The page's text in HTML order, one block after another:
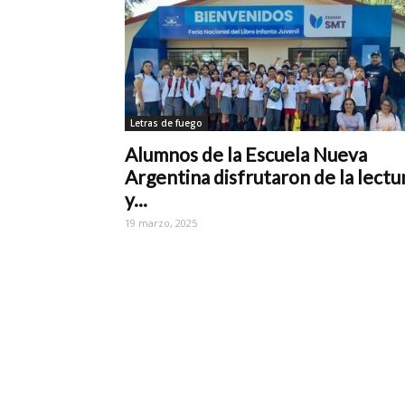
Letras de fuego
Alumnos de la Escuela Nueva
Argentina disfrutaron de la
y...
19 marzo, 2025